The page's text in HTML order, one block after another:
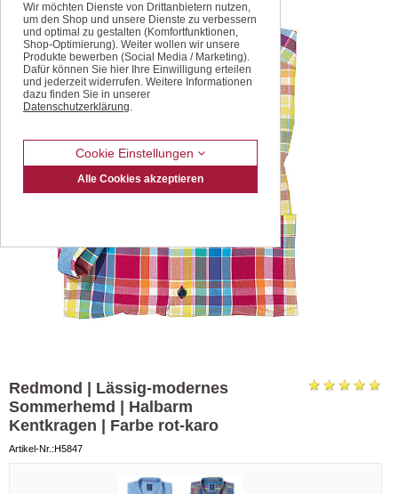
Redmond | Lässig-modernes
Sommerhemd | Halbarm
Kentkragen | Farbe rot-karo
Artikel-Nr.:H5847
Wir möchten Dienste von Drittanbietern nutzen,
um den Shop und unsere Dienste zu verbessern
und optimal zu gestalten (Komfortfunktionen,
Shop-Optimierung). Weiter wollen wir unsere
Produkte bewerben (Social Media / Marketing).
Dafür können Sie hier Ihre Einwilligung erteilen
und jederzeit widerrufen. Weitere Informationen
dazu finden Sie in unserer
Datenschutzerklärung.
Cookie Einstellungen
Alle Cookies akzeptieren